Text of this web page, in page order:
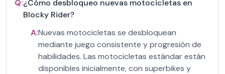
Q:¿Cómo desbloqueo nuevas motocicletas en
Blocky Rider?
A:Nuevas motocicletas se desbloquean
mediante juego consistente y progresión de
habilidades. Las motocicletas estándar están
disponibles inicialmente, con superbikes y